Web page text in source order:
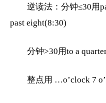
逆读法：分钟≤30用
past eight(8:30)
分钟>30用to a quarter
整点用 …o’clock 7